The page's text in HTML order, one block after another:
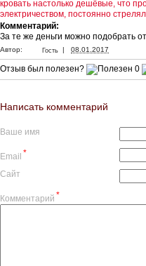
кровать настолько дешёвые, что
электричеством, постоянно
Комментарий:
За те же деньги можно подобрать
Автор: Гость | 08.01.2017
Отзыв был полезен? 0
Написать комментарий
Ваше имя
Email *
Сайт
Комментарий *